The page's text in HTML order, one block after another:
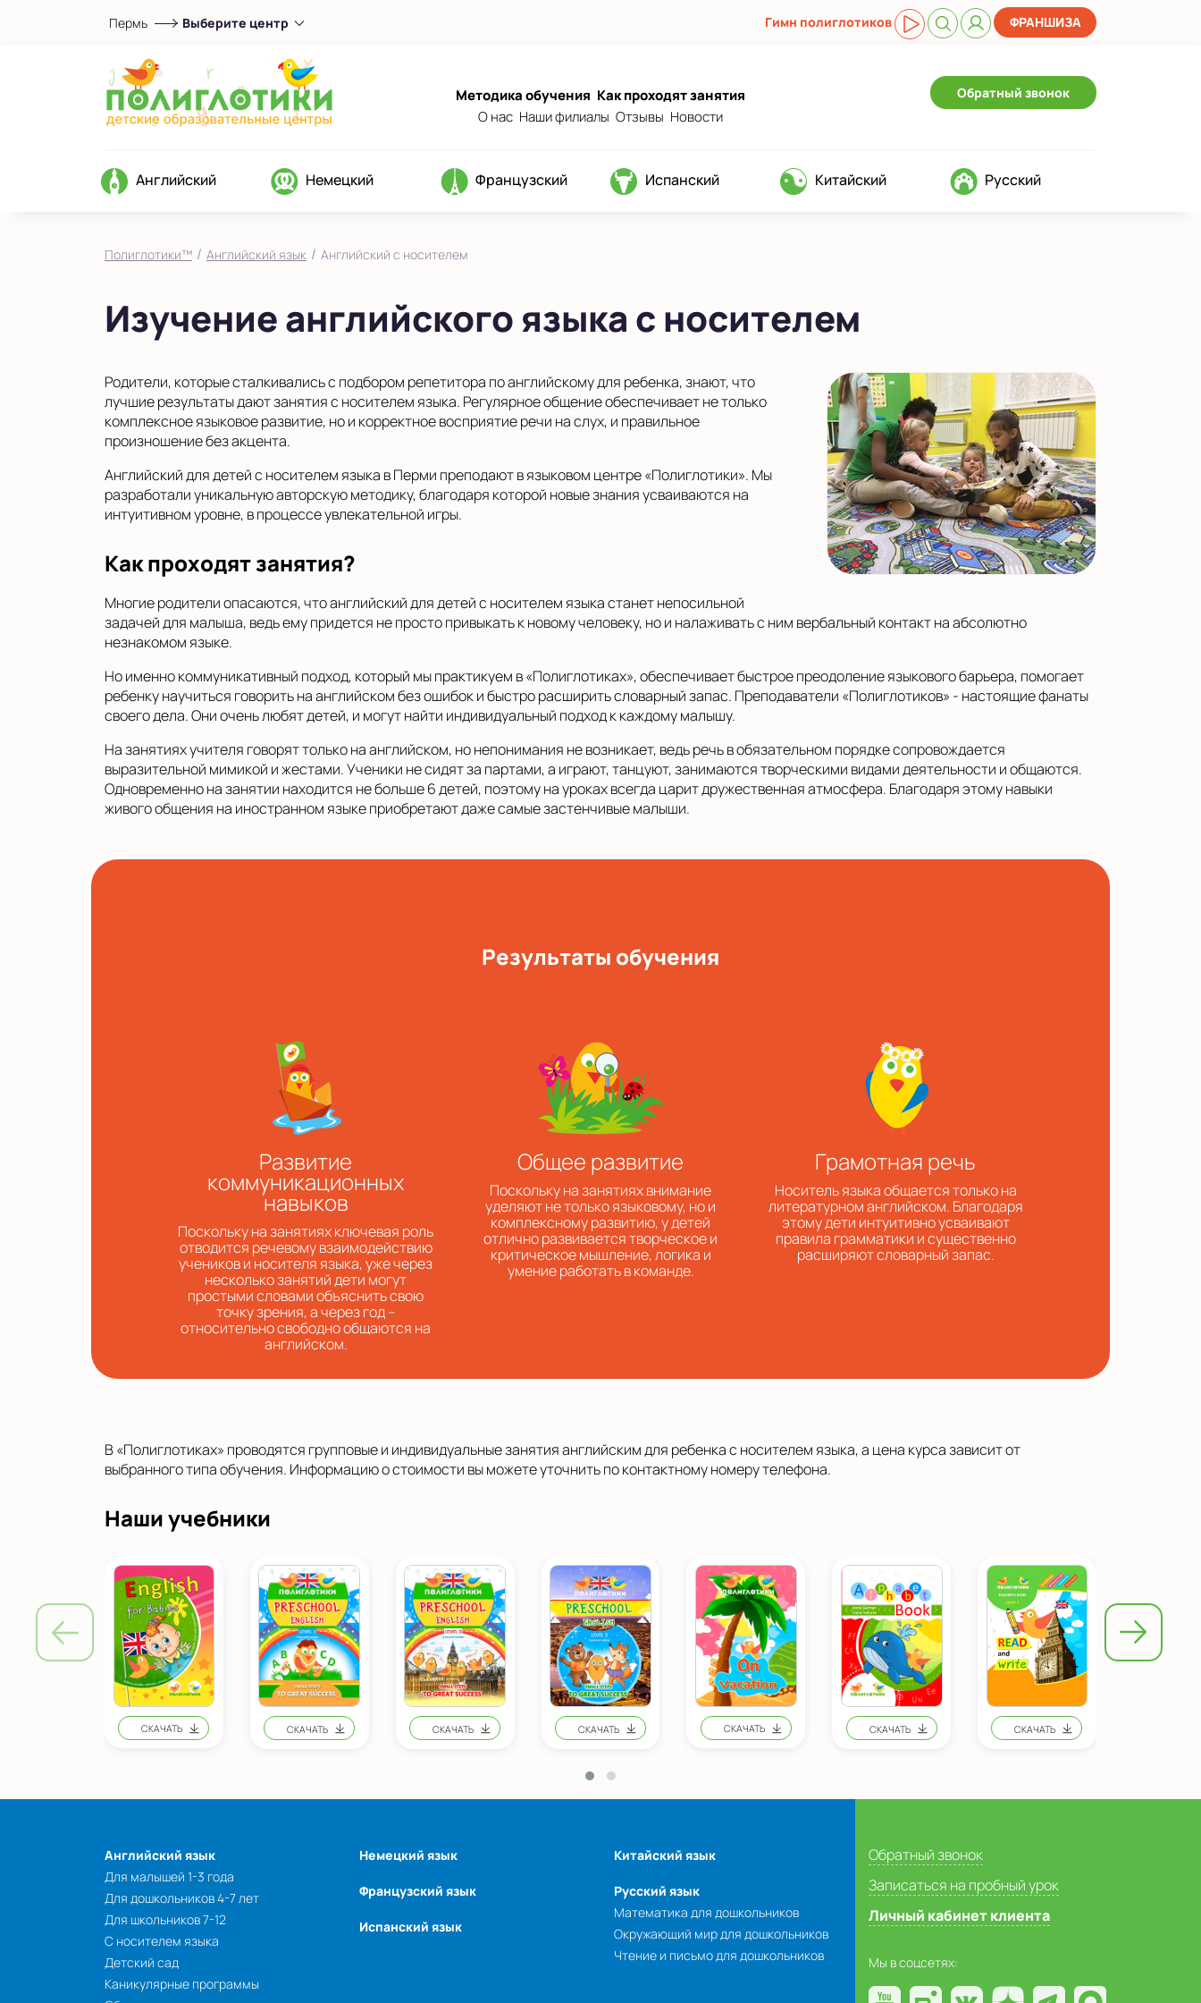
Пермь Выберите центр
Выберите центр
в Кировском районе
на Садовом
Показать на карте
Гимн полиглотиков ФРАНШИЗА
Методика обучения Как проходят занятия
О нас Наши филиалы Отзывы Новости
Обратный звонок
Английский Немецкий Французский Испанский Китайский Русский
Полиглотики™ / Английский язык / Английский с носителем
Изучение английского языка с носителем
Родители, которые сталкивались с подбором репетитора по английскому для ребенка, знают, что
лучшие результаты дают занятия с носителем языка. Регулярное общение обеспечивает не только
комплексное языковое развитие, но и корректное восприятие речи на слух, и правильное
произношение без акцента.
Английский для детей с носителем языка в Перми преподают в языковом центре «Полиглотики». Мы
разработали уникальную авторскую методику, благодаря которой новые знания усваиваются на
интуитивном уровне, в процессе увлекательной игры.
Как проходят занятия?
Многие родители опасаются, что английский для детей с носителем языка станет непосильной
задачей для малыша, ведь ему придется не просто привыкать к новому человеку, но и налаживать с ним вербальный контакт на абсолютно
незнакомом языке.
Но именно коммуникативный подход, который мы практикуем в «Полиглотиках», обеспечивает быстрое преодоление языкового барьера, помогает
ребенку научиться говорить на английском без ошибок и быстро расширить словарный запас. Преподаватели «Полиглотиков» - настоящие фанаты
своего дела. Они очень любят детей, и могут найти индивидуальный подход к каждому малышу.
На занятиях учителя говорят только на английском, но непонимания не возникает, ведь речь в обязательном порядке сопровождается
выразительной мимикой и жестами. Ученики не сидят за партами, а играют, танцуют, занимаются творческими видами деятельности и общаются.
Одновременно на занятии находится не больше 6 детей, поэтому на уроках всегда царит дружественная атмосфера. Благодаря этому навыки
живого общения на иностранном языке приобретают даже самые застенчивые малыши.
Результаты обучения
Развитие
коммуникационных
навыков
Поскольку на занятиях ключевая роль
отводится речевому взаимодействию
учеников и носителя языка, уже через
несколько занятий дети могут
простыми словами объяснить свою
точку зрения, а через год –
относительно свободно общаются на
английском.
Общее развитие
Поскольку на занятиях внимание
уделяют не только языковому, но и
комплексному развитию, у детей
отлично развивается творческое и
критическое мышление, логика и
умение работать в команде.
Грамотная речь
Носитель языка общается только на
литературном английском. Благодаря
этому дети интуитивно усваивают
правила грамматики и существенно
расширяют словарный запас.
В «Полиглотиках» проводятся групповые и индивидуальные занятия английским для ребенка с носителем языка, а цена курса зависит от
выбранного типа обучения. Информацию о стоимости вы можете уточнить по контактному номеру телефона.
Наши учебники
Английский язык
Для малышей 1-3 года
Для дошкольников 4-7 лет
Для школьников 7-12
С носителем языка
Детский сад
Каникулярные программы
Немецкий язык
Французский язык
Испанский язык
Китайский язык
Русский язык
Математика для дошкольников
Окружающий мир для дошкольников
Чтение и письмо для дошкольников
Обратный звонок
Записаться на пробный урок
Личный кабинет клиента
Мы в соцсетях: